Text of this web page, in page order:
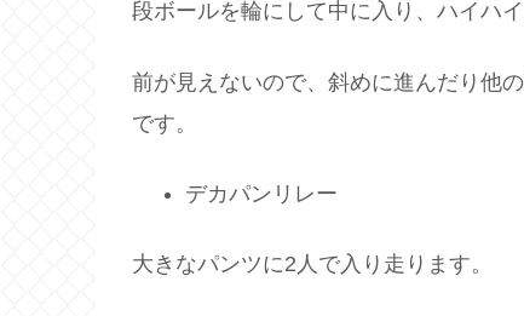
段ボールを輪にして中に入り、ハイハイ
前が見えないので、斜めに進んだり他
です。
デカパンリレー
大きなパンツに2人で入り走ります。